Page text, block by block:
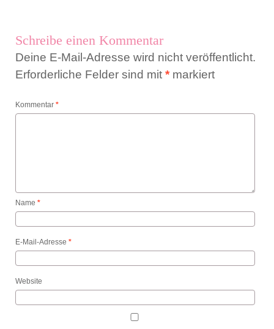
Schreibe einen Kommentar
Deine E-Mail-Adresse wird nicht veröffentlicht.
Erforderliche Felder sind mit *markiert
Kommentar *
Name *
E-Mail-Adresse *
Website